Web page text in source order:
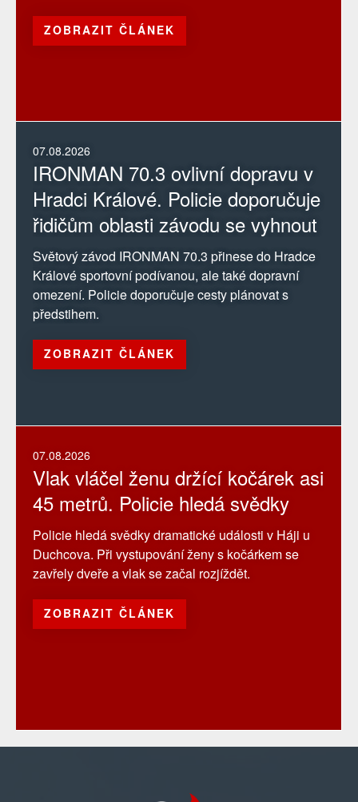
07.08.2026
IRONMAN 70.3 ovlivní dopravu v
Hradci Králové. Policie doporučuje
řidičům oblasti závodu se vyhnout
Světový závod IRONMAN 70.3 přinese do Hradce
Králové sportovní podívanou, ale také dopravní
omezení. Policie doporučuje cesty plánovat s
předstihem.
ZOBRAZIT ČLÁNEK
07.08.2026
Vlak vláčel ženu držící kočárek asi
45 metrů. Policie hledá svědky
Policie hledá svědky dramatické události v Háji u
Duchcova. Při vystupování ženy s kočárkem se
zavřely dveře a vlak se začal rozjíždět.
ZOBRAZIT ČLÁNEK
ZOBRAZIT ČLÁNEK